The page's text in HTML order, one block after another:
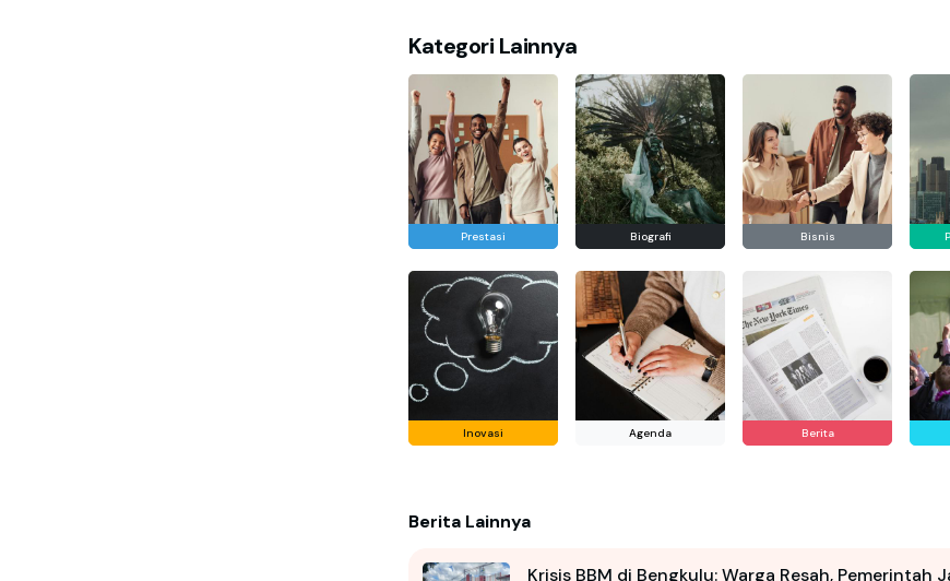
Kategori Lainnya
Prestasi Biografi Bisnis
Inovasi Agenda Berita
Berita Lainnya
Krisis BBM di Bengkulu: Warga Resah, Pemerintah